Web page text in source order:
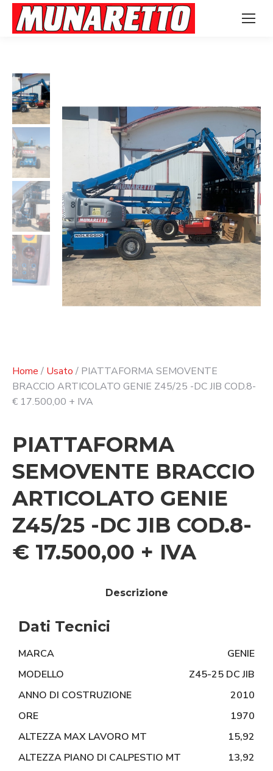
Home / Usato / PIATTAFORMA SEMOVENTE
BRACCIO ARTICOLATO GENIE Z45/25 -DC JIB COD.8-
€ 17.500,00 + IVA
PIATTAFORMA
SEMOVENTE BRACCIO
ARTICOLATO GENIE
Z45/25 -DC JIB COD.8-
€ 17.500,00 + IVA
Descrizione
Dati Tecnici
MARCA
GENIE
MODELLO
Z45-25 DC JIB
ANNO DI COSTRUZIONE
2010
ORE
1970
ALTEZZA MAX LAVORO MT
15,92
ALTEZZA PIANO DI CALPESTIO MT
13,92